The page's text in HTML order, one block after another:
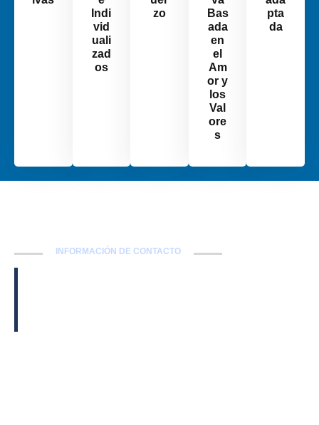
Indi
vid
uali
zad
os
zo
Bas
ada
en
el
Am
or y
los
Val
ore
s
pta
da
INFORMACIÓN DE CONTACTO